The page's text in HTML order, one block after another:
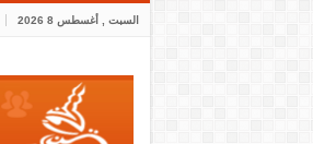
السبت , أغسطس 8 2026